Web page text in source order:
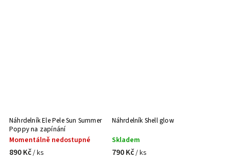
Náhrdelník Ele Pele Sun Summer
Poppy na zapínání
Momentálně nedostupné
890 Kč/ ks
Náhrdelník Shell glow
Skladem
790 Kč/ ks